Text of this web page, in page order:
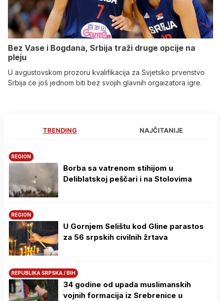
Bez Vase i Bogdana, Srbija traži druge opcije na
pleju
U avgustovskom prozoru kvalifikacija za Svjetsko prvenstvo
Srbija će još jednom biti bez svojih glavnih orgaizatora igre.
TRENDING NAJČITANIJE
REGION
Borba sa vatrenom stihijom u
Deliblatskoj peščari i na Stolovima
REGION
U Gornjem Selištu kod Gline parastos
za 56 srpskih civilnih žrtava
REPUBLIKA SRPSKA / BIH
34 godine od upada muslimanskih
vojnih formacija iz Srebrenice u